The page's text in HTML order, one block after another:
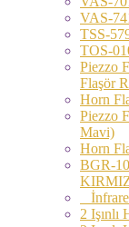
VAS-
TSS-
TOS-
Piezzo
Flaşör
Horn
Piezzo
Mavi)
Horn
BGR-
2